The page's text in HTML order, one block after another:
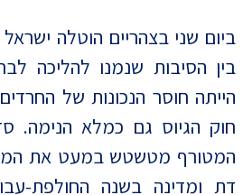
ביום שני בצהריים הוטלה
בין הסיבות שנמנו להליכה
הייתה חוסר הנכונות של
חוק הגיוס גם כמלא הנימה.
המטורף מטשטש במעט את
דת ומדינה בשנה החולפת-